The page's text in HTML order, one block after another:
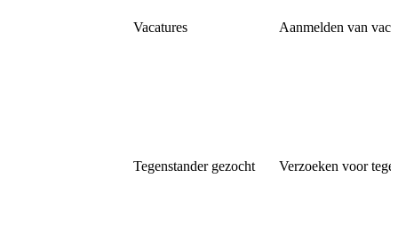
Vacatures Aanmelden van
Tegenstander gezocht Verzoeken voor